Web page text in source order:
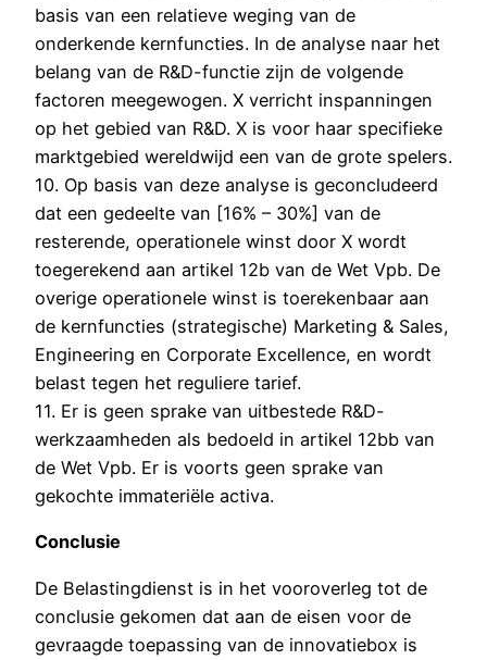
basis van een relatieve weging van de
onderkende kernfuncties. In de analyse naar het
belang van de R&D-functie zijn de volgende
factoren meegewogen. X verricht inspanningen
op het gebied van R&D. X is voor haar specifieke
marktgebied wereldwijd een van de grote spelers.
10. Op basis van deze analyse is geconcludeerd
dat een gedeelte van [16% – 30%] van de
resterende, operationele winst door X wordt
toegerekend aan artikel 12b van de Wet Vpb. De
overige operationele winst is toerekenbaar aan
de kernfuncties (strategische) Marketing & Sales,
Engineering en Corporate Excellence, en wordt
belast tegen het reguliere tarief.
11. Er is geen sprake van uitbestede R&D-
werkzaamheden als bedoeld in artikel 12bb van
de Wet Vpb. Er is voorts geen sprake van
gekochte immateriële activa.
Conclusie
De Belastingdienst is in het vooroverleg tot de
conclusie gekomen dat aan de eisen voor de
gevraagde toepassing van de innovatiebox is